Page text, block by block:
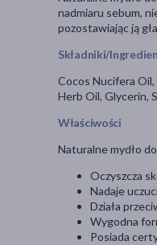
nadmiaru sebum,
pozostawiając ją
Składniki/
Cocos Nucifera
Herb Oil, Glycerin,
Właściwości
Naturalne mydło
Oczyszcza
Nadaje
Działa
Wygodna
Posiada